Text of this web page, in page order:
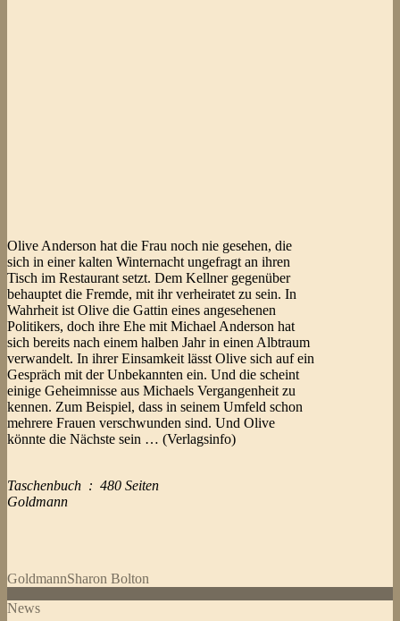
Olive Anderson hat die Frau noch nie gesehen, die
sich in einer kalten Winternacht ungefragt an ihren
Tisch im Restaurant setzt. Dem Kellner gegenüber
behauptet die Fremde, mit ihr verheiratet zu sein. In
Wahrheit ist Olive die Gattin eines angesehenen
Politikers, doch ihre Ehe mit Michael Anderson hat
sich bereits nach einem halben Jahr in einen Albtraum
verwandelt. In ihrer Einsamkeit lässt Olive sich auf ein
Gespräch mit der Unbekannten ein. Und die scheint
einige Geheimnisse aus Michaels Vergangenheit zu
kennen. Zum Beispiel, dass in seinem Umfeld schon
mehrere Frauen verschwunden sind. Und Olive
könnte die Nächste sein … (Verlagsinfo)
Taschenbuch ‏ : ‎ 480 Seiten
Goldmann
GoldmannSharon Bolton
News